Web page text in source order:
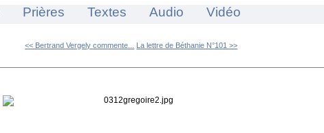
Prières Textes Audio Vidéo
<< Bertrand Vergely commente... La lettre de Béthanie N°101 >>